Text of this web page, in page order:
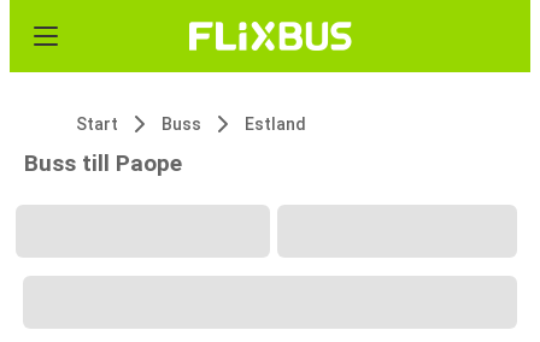
Start Buss Estland
Buss till Paope